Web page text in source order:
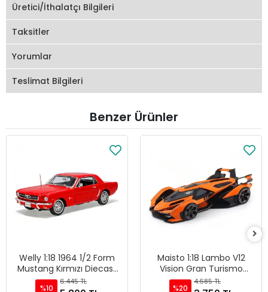
Üretici/İthalatçı Bilgileri
Taksitler
Yorumlar
Teslimat Bilgileri
Benzer Ürünler
Welly 1:18 1964 1/2 Form
Mustang Kırmızı Diecast
Model Araba - 12519H-W
%10
6.445 TL
Maisto 1:18 Lambo V12
Vision Gran Turismo
Diecast Model Araba
%20
4.685 TL